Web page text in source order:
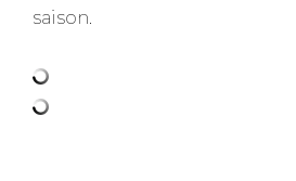
saison.